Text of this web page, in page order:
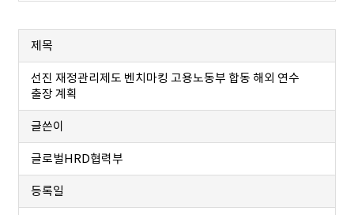
제목
선진 재정관리제도 벤치마킹 고용노동부 합동 해외 연수
출장 계획
글쓴이
글로벌HRD협력부
등록일